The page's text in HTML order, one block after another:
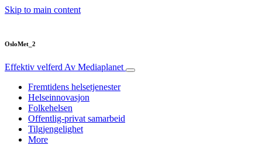
Skip to main content
OsloMet_2
Effektiv velferd Av Mediaplanet
Fremtidens helsetjenester
Helseinnovasjon
Folkehelsen
Offentlig-privat samarbeid
Tilgjengelighet
More